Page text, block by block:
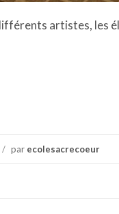
artistes, les
/ par ecolesacrecoeur